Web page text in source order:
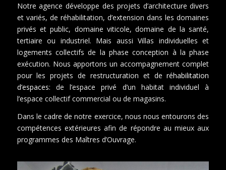
Notre agence développe des projets d’architecture divers
et variés, de réhabilitation, d’extension dans les domaines
privés et public, domaine viticole, domaine de la santé,
tertiaire ou industriel. Mais aussi Villas individuelles et
logements collectifs de la phase conception à la phase
exécution. Nous apportons un accompagnement complet
pour les projets de restructuration et deréhabilitation
d’espaces: de l’espace privé d’un habitat individuel à
l’espace collectif commercial ou de magasins.
Dans le cadre de notre exercice, nous nous entourons des
compétences extérieures afin de répondre au mieux aux
programmes des Maîtres d’Ouvrage.